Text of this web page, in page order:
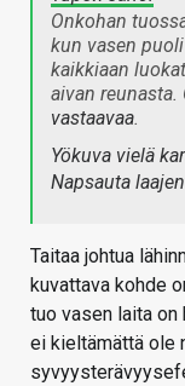
Onkohan
kun vasen
kaikkiaan
aivan reunasta.
vastaavaa.
Yökuva vielä
Napsauta
Taitaa johtua
kuvattava kohde
tuo vasen laita on
ei kieltämättä ole